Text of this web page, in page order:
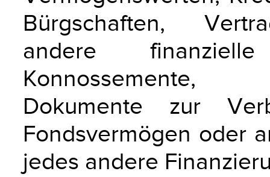
Bürgschaften,
andere
Konnossemente,
Dokumente zur
Fondsvermögen oder
jedes andere